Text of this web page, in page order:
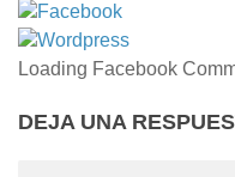
Facebook
Wordpress
Loading Facebook
DEJA UNA